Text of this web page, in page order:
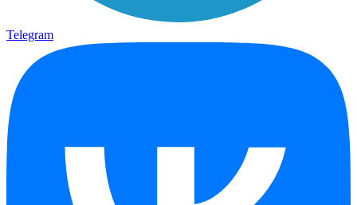
Telegram